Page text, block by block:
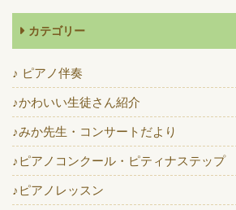
カテゴリー
♪ ピアノ伴奏
♪かわいい生徒さん紹介
♪みか先生・コンサートだより
♪ピアノコンクール・ピティナステップ
♪ピアノレッスン